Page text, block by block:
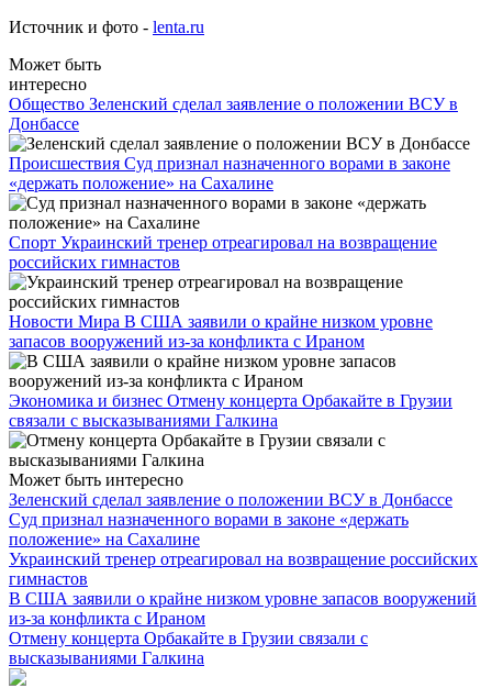
Источник и фото - lenta.ru
Может быть
интересно
Общество Зеленский сделал заявление о положении ВСУ в
Донбассе
Происшествия Суд признал назначенного ворами в законе
«держать положение» на Сахалине
Спорт Украинский тренер отреагировал на возвращение
российских гимнастов
Новости Мира В США заявили о крайне низком уровне
запасов вооружений из-за конфликта с Ираном
Экономика и бизнес Отмену концерта Орбакайте в Грузии
связали с высказываниями Галкина
Может быть интересно
Зеленский сделал заявление о положении ВСУ в Донбассе
Суд признал назначенного ворами в законе «держать
положение» на Сахалине
Украинский тренер отреагировал на возвращение российских
гимнастов
В США заявили о крайне низком уровне запасов вооружений
из-за конфликта с Ираном
Отмену концерта Орбакайте в Грузии связали с
высказываниями Галкина